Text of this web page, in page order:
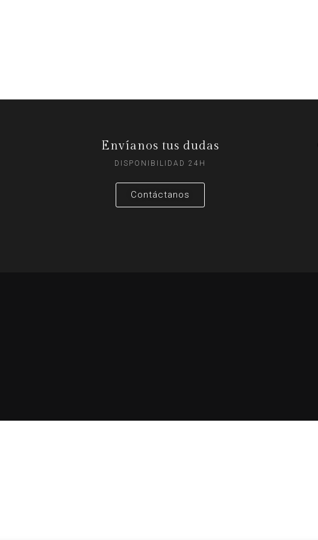
Envíanos tus dudas
DISPONIBILIDAD 24H
Contáctanos